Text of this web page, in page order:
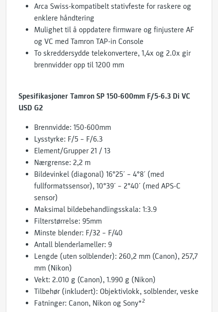
Arca Swiss-kompatibelt stativfeste for raskere og
enklere håndtering
Mulighet til å oppdatere firmware og finjustere AF
og VC med Tamron TAP-in Console
To skreddersydde telekonvertere, 1,4x og 2.0x gir
brennvidder opp til 1200 mm
Spesifikasjoner Tamron SP 150-600mm F/5-6.3 Di VC
USD G2
Brennvidde: 150-600mm
Lysstyrke: F/5 – F/6.3
Element/Grupper 21 / 13
Nærgrense: 2,2 m
Bildevinkel (diagonal) 16°25´ – 4°8´ (med
fullformatssensor), 10°39´ – 2°40´ (med APS-C
sensor)
Maksimal bildebehandlingsskala: 1:3.9
Filterstørrelse: 95mm
Minste blender: F/32 – F/40
Antall blenderlameller: 9
Lengde (uten solblender): 260,2 mm (Canon), 257,7
mm (Nikon)
Vekt: 2.010 g (Canon), 1.990 g (Nikon)
Tilbehør (inkludert): Objektivlokk, solblender, veske
Fatninger: Canon, Nikon og Sony*2